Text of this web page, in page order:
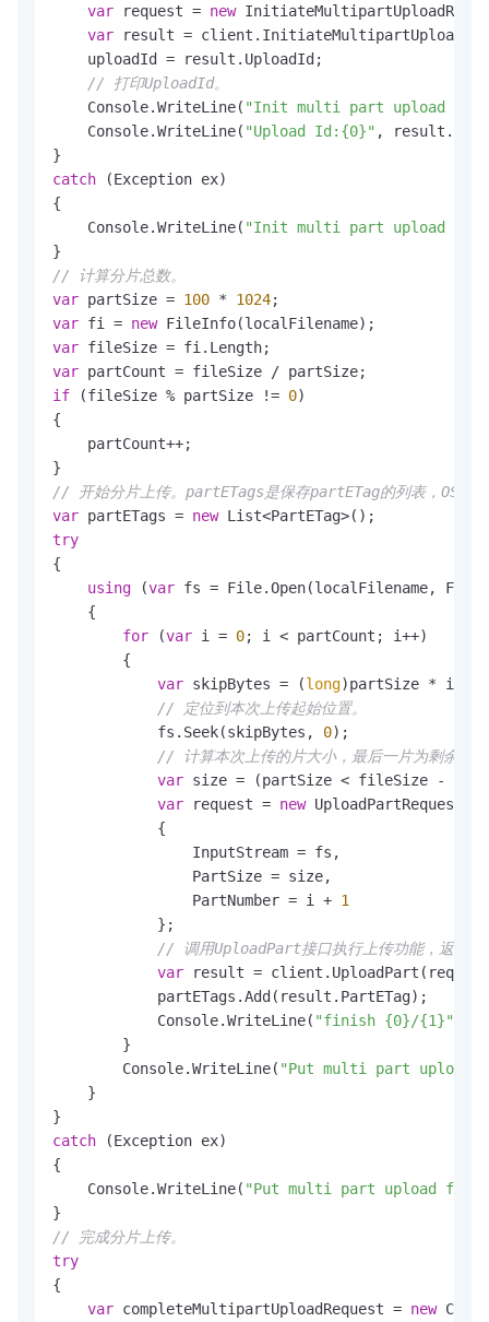
var request = new
var result =
    uploadId = result.UploadId;
// 打印UploadId。
    Console.WriteLine(
"Init multi part upload
    Console.WriteLine(
"Upload Id:{0}" ,
catch (Exception ex)
{
    Console.WriteLine(
"Init multi part upload
// 计算分片总数。
var partSize = 100 * 1024
var fi = new
var
var
if (fileSize % partSize != 0)
{
    partCount++;
// 开始分片上传。partETags是保存partETag的列表，OSS收
var partETags = new
try
{
using (var fs = File.Open(localFilename,
    {
for (var i = 0; i < partCount; i++)
        {
var skipBytes = (long)partSize * i;
// 定位到本次上传起始位置。
            fs.Seek(skipBytes,
0);
// 计算本次上传的片大小，最后一片为剩余的
var size = (partSize < fileSize -
var request = new
            {
                InputStream = fs,
                PartSize = size,
                PartNumber = i +
1
            };
// 调用UploadPart接口执行上传功能，返回结
var result =
            partETags.Add(result.PartETag);
            Console.WriteLine(
"finish {0}/{1}"
        }
        Console.WriteLine(
"Put multi part upload
    }
catch (Exception ex)
{
    Console.WriteLine(
"Put multi part upload
// 完成分片上传。
try
{
var completeMultipartUploadRequest = new